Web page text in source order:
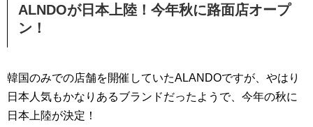
ALNDOが日本上陸！今年秋に路面店オープ
ン！
韓国のみでの店舗を開催していたALANDOですが、やはり
日本人気もかなりあるブランドだったようで、今年の秋に
日本上陸が決定！